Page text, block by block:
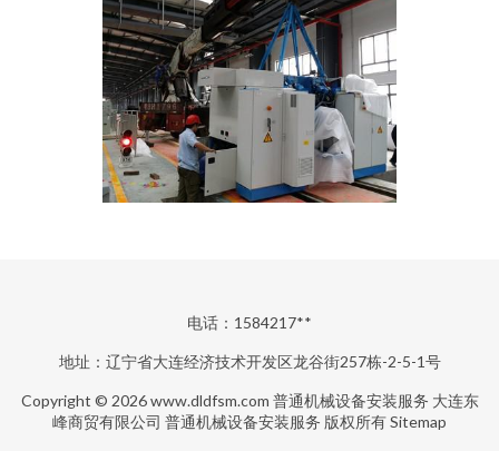
电话：1584217**
地址：辽宁省大连经济技术开发区龙谷街257栋-2-5-1号
Copyright © 2026www.dldfsm.com 普通机械设备安装服务 大连东
峰商贸有限公司 普通机械设备安装服务 版权所有Sitemap